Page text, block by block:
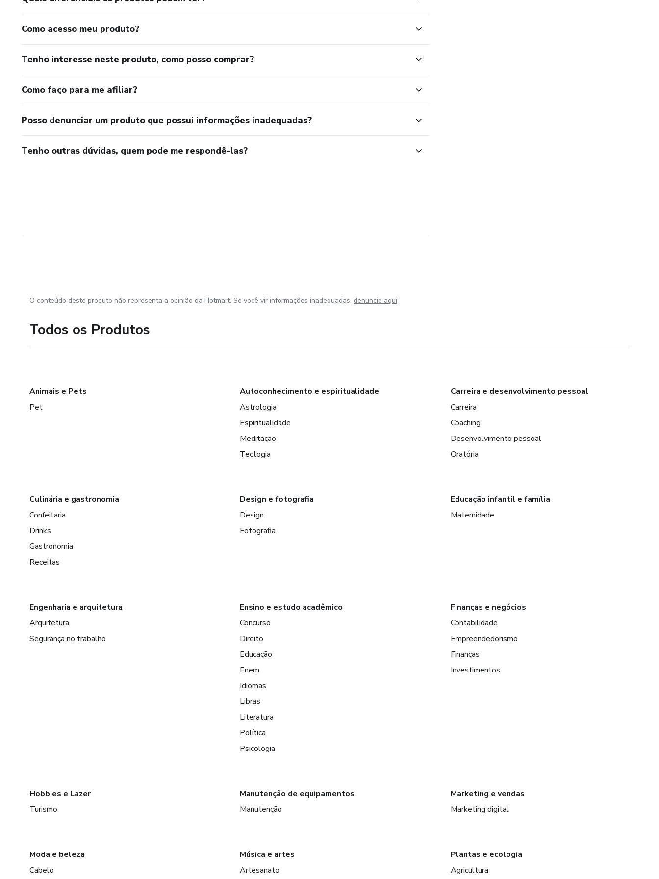
Como acesso meu produto?
Tenho interesse neste produto, como posso comprar?
Como faço para me afiliar?
Posso denunciar um produto que possui informações inadequadas?
Tenho outras dúvidas, quem pode me respondê-las?
O conteúdo deste produto não representa a opinião da Hotmart. Se você vir informações inadequadas, denuncie aqui
Todos os Produtos
Animais e Pets
Pet
Autoconhecimento e espiritualidade
Astrologia
Espiritualidade
Meditação
Teologia
Carreira e desenvolvimento pessoal
Carreira
Coaching
Desenvolvimento pessoal
Oratória
Culinária e gastronomia
Confeitaria
Drinks
Gastronomia
Receitas
Design e fotografia
Design
Fotografia
Educação infantil e família
Maternidade
Engenharia e arquitetura
Arquitetura
Segurança no trabalho
Ensino e estudo acadêmico
Concurso
Direito
Educação
Enem
Idiomas
Libras
Literatura
Política
Psicologia
Finanças e negócios
Contabilidade
Empreendedorismo
Finanças
Investimentos
Hobbies e Lazer
Turismo
Manutenção de equipamentos
Manutenção
Marketing e vendas
Marketing digital
Moda e beleza
Cabelo
Música e artes
Artesanato
Plantas e ecologia
Agricultura